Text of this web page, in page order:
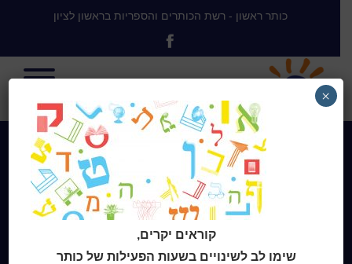
כותר ראשון - רשת הכותרים והספריות בראשון לציון
מידע לנרשמים
כותר טף
קוראים יקרים,
שימו לב לשינויים בשעות הפעילות של כותר
×